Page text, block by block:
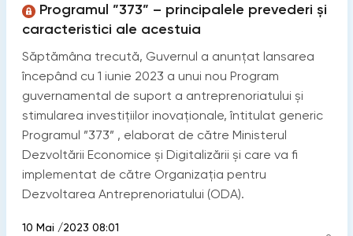
Programul ”373” – principalele prevederi și
caracteristici ale acestuia
Săptămâna trecută, Guvernul a anunțat lansarea
începând cu 1 iunie 2023 a unui nou Program
guvernamental de suport a antreprenoriatului și
stimularea investițiilor inovaționale, întitulat generic
Programul ”373” , elaborat de către Ministerul
Dezvoltării Economice și Digitalizării și care va fi
implementat de către Organizația pentru
Dezvoltarea Antreprenoriatului (ODA).
10 Mai /2023 08:01